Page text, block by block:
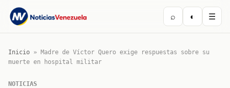
⌕ ◐ ☰
Inicio » Madre de Víctor Quero exige respuestas sobre su
muerte en hospital militar
NOTICIAS